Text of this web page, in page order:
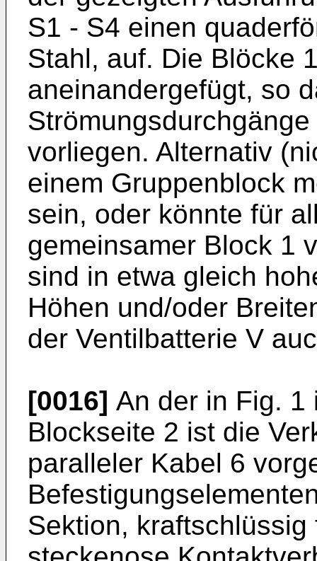
S1 - S4 einen
Stahl, auf. Die Blöcke
aneinandergefügt, so
vorliegen. Alternativ
einem Gruppenblock
sein, oder könnte für
gemeinsamer Block 1
sind in etwa gleich
Höhen und/oder
der Ventilbatterie V
[0016] An der in Fig. 1
Blockseite 2 ist die
paralleler Kabel 6
Sektion,